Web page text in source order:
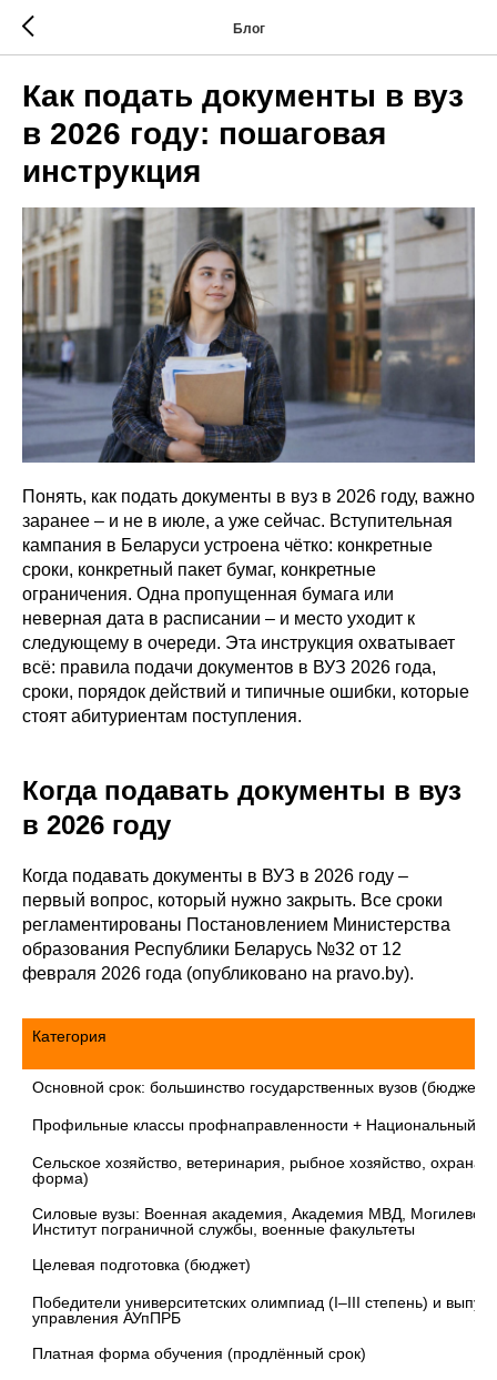
Блог
Как подать документы в вуз
в 2026 году: пошаговая
инструкция
Понять, как подать документы в вуз в 2026 году, важно
заранее – и не в июле, а уже сейчас. Вступительная
кампания в Беларуси устроена чётко: конкретные
сроки, конкретный пакет бумаг, конкретные
ограничения. Одна пропущенная бумага или
неверная дата в расписании – и место уходит к
следующему в очереди. Эта инструкция охватывает
всё: правила подачи документов в ВУЗ 2026 года,
сроки, порядок действий и типичные ошибки, которые
стоят абитуриентам поступления.
Когда подавать документы в вуз
в 2026 году
Когда подавать документы в ВУЗ в 2026 году –
первый вопрос, который нужно закрыть. Все сроки
регламентированы Постановлением Министерства
образования Республики Беларусь №32 от 12
февраля 2026 года (опубликовано на pravo.by).
Категория
Основной срок: большинство государственных вузов (бюджет
Профильные классы профнаправленности + Национальный
Сельское хозяйство, ветеринария, рыбное хозяйство, охрана
форма)
Силовые вузы: Военная академия, Академия МВД,
Институт пограничной службы, военные факультеты
Целевая подготовка (бюджет)
Победители университетских олимпиад (I–III степень) и
управления АУпПРБ
Платная форма обучения (продлённый срок)